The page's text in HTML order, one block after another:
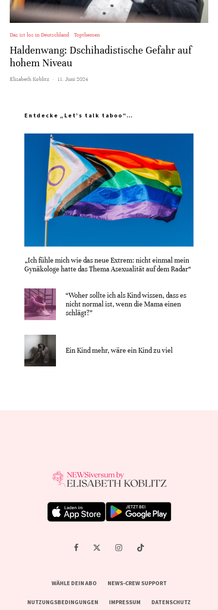
Das ist los in Deutschland Topthemen
Haldenwang: Dschihadistische Gefahr auf
hohem Niveau
Elisabeth Koblitz · 11. Juni 2024
Entdecke „Let’s talk taboo“…
„Ich fühle mich wie das neue Extrem: nicht einmal mein
Gynäkologe hatte das Thema Asexualität auf dem Radar“
“Woher sollte ich als Kind wissen, dass es
nicht normal ist, wenn die Mama einen
schlägt?”
Ein Kind mehr, wäre ein Kind zu viel
WÄHLE DEIN ABO NEWS-CREW SUPPORT
NUTZUNGSBEDINGUNGEN IMPRESSUM DATENSCHUTZ